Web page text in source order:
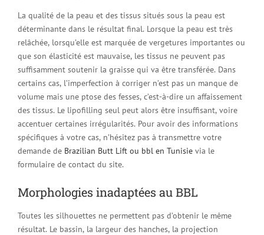
La qualité de la peau et des tissus situés sous la peau est
déterminante dans le résultat final. Lorsque la peau est très
relâchée, lorsqu’elle est marquée de vergetures importantes ou
que son élasticité est mauvaise, les tissus ne peuvent pas
suffisamment soutenir la graisse qui va être transférée. Dans
certains cas, l’imperfection à corriger n’est pas un manque de
volume mais une ptose des fesses, c’est-à-dire un affaissement
des tissus. Le lipofilling seul peut alors être insuffisant, voire
accentuer certaines irrégularités. Pour avoir des informations
spécifiques à votre cas, n’hésitez pas à transmettre votre
demande de Brazilian Butt Lift ou bbl en Tunisie via le
formulaire de contact du site.
Morphologies inadaptées au BBL
Toutes les silhouettes ne permettent pas d’obtenir le même
résultat. Le bassin, la largeur des hanches, la projection